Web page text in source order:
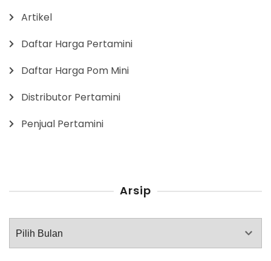
Artikel
Daftar Harga Pertamini
Daftar Harga Pom Mini
Distributor Pertamini
Penjual Pertamini
Arsip
Arsip